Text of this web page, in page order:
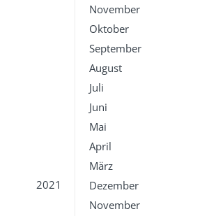
November
Oktober
September
August
Juli
Juni
Mai
April
März
2021
Dezember
November